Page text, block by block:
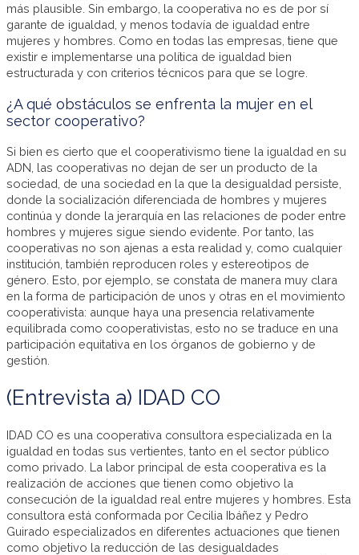
más plausible. Sin embargo, la cooperativa no es de por sí
garante de igualdad, y menos todavía de igualdad entre
mujeres y hombres. Como en todas las empresas, tiene que
existir e implementarse una política de igualdad bien
estructurada y con criterios técnicos para que se logre.
¿A qué obstáculos se enfrenta la mujer en el
sector cooperativo?
Si bien es cierto que el cooperativismo tiene la igualdad en su
ADN, las cooperativas no dejan de ser un producto de la
sociedad, de una sociedad en la que la desigualdad persiste,
donde la socialización diferenciada de hombres y mujeres
continúa y donde la jerarquía en las relaciones de poder entre
hombres y mujeres sigue siendo evidente. Por tanto, las
cooperativas no son ajenas a esta realidad y, como cualquier
institución, también reproducen roles y estereotipos de
género. Esto, por ejemplo, se constata de manera muy clara
en la forma de participación de unos y otras en el movimiento
cooperativista: aunque haya una presencia relativamente
equilibrada como cooperativistas, esto no se traduce en una
participación equitativa en los órganos de gobierno y de
gestión.
(Entrevista a) IDAD CO
IDAD CO es una cooperativa consultora especializada en la
igualdad en todas sus vertientes, tanto en el sector público
como privado. La labor principal de esta cooperativa es la
realización de acciones que tienen como objetivo la
consecución de la igualdad real entre mujeres y hombres. Esta
consultora está conformada por Cecilia Ibáñez y Pedro
Guirado especializados en diferentes actuaciones que tienen
como objetivo la reducción de las desigualdades